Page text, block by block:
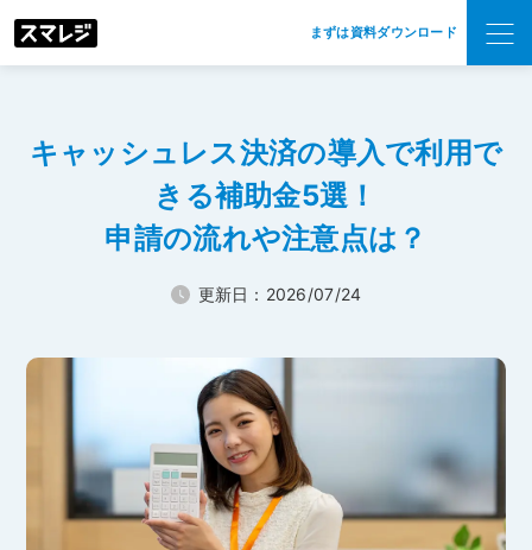
まずは資料ダウンロード
キャッシュレス決済の導入で利用で
きる補助金5選！
申請の流れや注意点は？
更新日：2026/07/24